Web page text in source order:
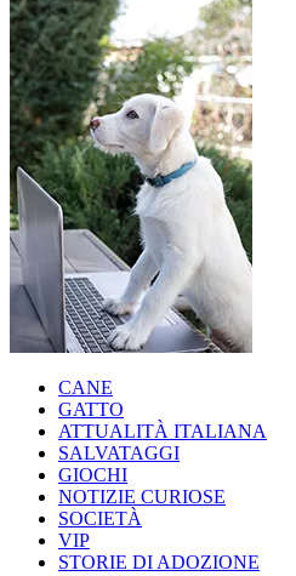
CANE
GATTO
ATTUALITÀ ITALIANA
SALVATAGGI
GIOCHI
NOTIZIE CURIOSE
SOCIETÀ
VIP
STORIE DI ADOZIONE